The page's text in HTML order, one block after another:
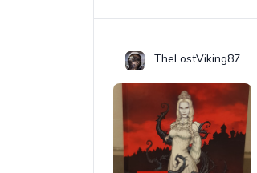
TheLostViking87